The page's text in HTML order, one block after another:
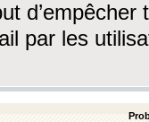
par les